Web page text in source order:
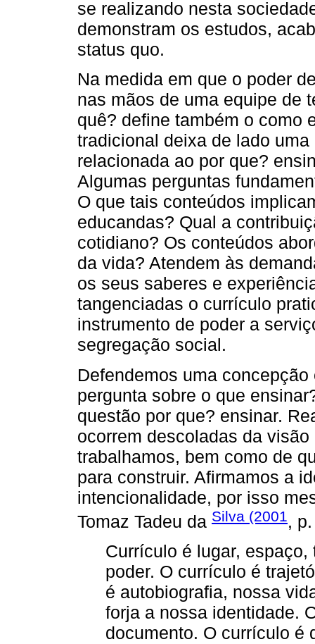
se realizando nesta
demonstram os estudos,
status quo.
Na medida em que o poder
nas mãos de uma equipe de
quê? define também o como
tradicional deixa de lado
relacionada ao por que?
Algumas perguntas
O que tais conteúdos
educandas? Qual a
cotidiano? Os conteúdos
da vida? Atendem às
os seus saberes e
tangenciadas o currículo
instrumento de poder a
segregação social.
Defendemos uma
pergunta sobre o que
questão por que? ensinar.
ocorrem descoladas da
trabalhamos, bem como de
para construir. Afirmamos a
intencionalidade, por isso
Tomaz Tadeu da Silva (2001 ,
Currículo é lugar,
poder. O currículo é
é autobiografia, nossa
forja a nossa identidade.
documento. O currículo é